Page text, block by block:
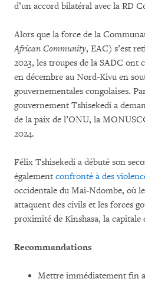
d’un accord bilatéral avec la RD
Alors que la force de la
African Community, EAC) s’est
2023, les troupes de la SADC ont
en décembre au Nord-Kivu en
gouvernementales congolaises.
gouvernement Tshisekedi a
de la paix de l’ONU, la
2024.
Félix Tshisekedi a débuté son
également confronté à des
occidentale du Mai-Ndombe, où
attaquent des civils et les forces
proximité de Kinshasa, la capitale
Recommandations
Mettre immédiatement fin